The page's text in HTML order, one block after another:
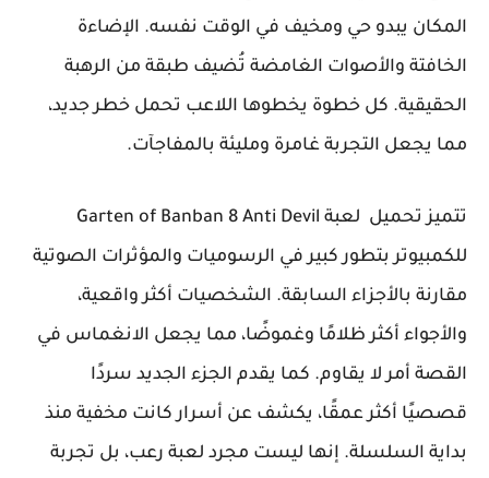
المكان يبدو حي ومخيف في الوقت نفسه. الإضاءة
الخافتة والأصوات الغامضة تُضيف طبقة من الرهبة
الحقيقية. كل خطوة يخطوها اللاعب تحمل خطر جديد،
مما يجعل التجربة غامرة ومليئة بالمفاجآت.
تتميز تحميل لعبة Garten of Banban 8 Anti Devil
للكمبيوتر بتطور كبير في الرسوميات والمؤثرات الصوتية
مقارنة بالأجزاء السابقة. الشخصيات أكثر واقعية،
والأجواء أكثر ظلامًا وغموضًا، مما يجعل الانغماس في
القصة أمر لا يقاوم. كما يقدم الجزء الجديد سردًا
قصصيًا أكثر عمقًا، يكشف عن أسرار كانت مخفية منذ
بداية السلسلة. إنها ليست مجرد لعبة رعب، بل تجربة